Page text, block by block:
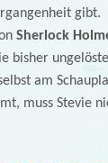
gibt.
Sherlock
bisher
am
muss Stevie